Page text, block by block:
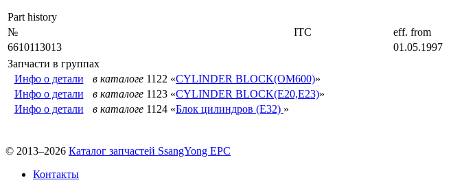
Part history
№
ITC eff. from
6610113013
01.05.1997
Запчасти в группах
Инфо о детали
в каталоге 1122 «CYLINDER BLOCK(OM600)»
Инфо о детали
в каталоге 1123 «CYLINDER BLOCK(E20,E23)»
Инфо о детали
в каталоге 1124 «Блок цилиндров (E32) »
© 2013–2026 Каталог запчастей SsangYong EPC
Контакты